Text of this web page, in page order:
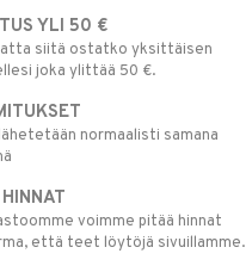
YLI 50 €
siitä ostatko yksittäisen
joka ylittää 50 €.
normaalisti samana
voimme pitää hinnat
että teet löytöjä sivuillamme.